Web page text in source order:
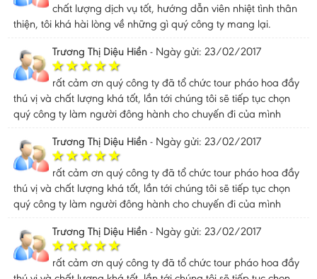
chất lượng dịch vụ tốt, hướng dẫn viên nhiệt tình thân
thiện, tôi khá hài lòng về những gì quý công ty mang lại.
Trương Thị Diệu Hiền - Ngày gửi: 23/02/2017
rất cảm ơn quý công ty đã tổ chức tour pháo hoa đầy
thú vị và chất lượng khá tốt, lần tới chúng tôi sẽ tiếp tục chọn
quý công ty làm người đông hành cho chuyến đi của mình
Trương Thị Diệu Hiền - Ngày gửi: 23/02/2017
rất cảm ơn quý công ty đã tổ chức tour pháo hoa đầy
thú vị và chất lượng khá tốt, lần tới chúng tôi sẽ tiếp tục chọn
quý công ty làm người đông hành cho chuyến đi của mình
Trương Thị Diệu Hiền - Ngày gửi: 23/02/2017
rất cảm ơn quý công ty đã tổ chức tour pháo hoa đầy